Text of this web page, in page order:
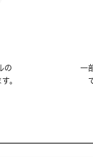
の
。
一